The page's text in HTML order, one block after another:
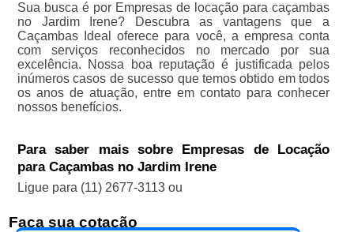
Sua busca é por Empresas de locação para caçambas
no Jardim Irene? Descubra as vantagens que a
Caçambas Ideal oferece para você, a empresa conta
com serviços reconhecidos no mercado por sua
excelência. Nossa boa reputação é justificada pelos
inúmeros casos de sucesso que temos obtido em todos
os anos de atuação, entre em contato para conhecer
nossos benefícios.
Para saber mais sobre Empresas de Locação
para Caçambas no Jardim Irene
Ligue para (11) 2677-3113ou
Faça sua cotação